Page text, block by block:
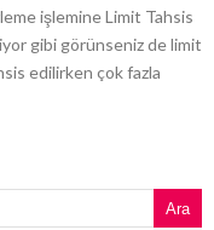
işlemine Limit Tahsis
gibi görünseniz de limit
edilirken çok fazla